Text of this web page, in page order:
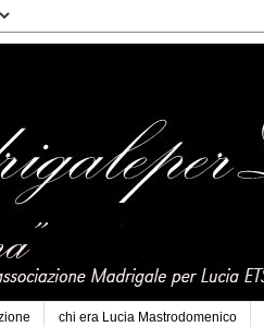
chi era Lucia Mastrodomenico